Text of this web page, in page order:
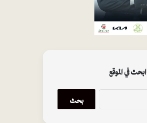
ابحث في الموقع